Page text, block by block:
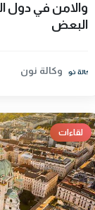
والامن في دول
البعض
وكالة نون
لقاءات